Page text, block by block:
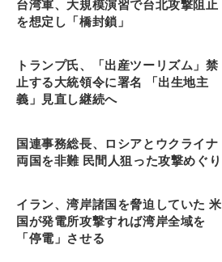
台湾軍、大規模演習で台北攻撃阻止
を想定し「橋封鎖」
トランプ氏、「出産ツーリズム」禁
止する大統領令に署名 「出生地主
義」見直し継続へ
国連事務総長、ロシアとウクライナ
両国を非難 民間人狙った攻撃めぐり
イラン、湾岸諸国を脅迫していた 米
国が発電所攻撃すれば湾岸全域を
「停電」させる